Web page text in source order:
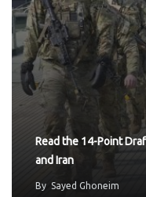
Read the 14-Point
and Iran
By Sayed Ghoneim